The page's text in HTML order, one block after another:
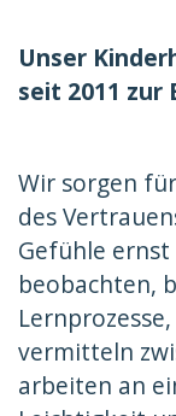
Unser
seit 2011 zur
Wir sorgen
des
Gefühle
beobachten,
vermitteln
arbeiten an